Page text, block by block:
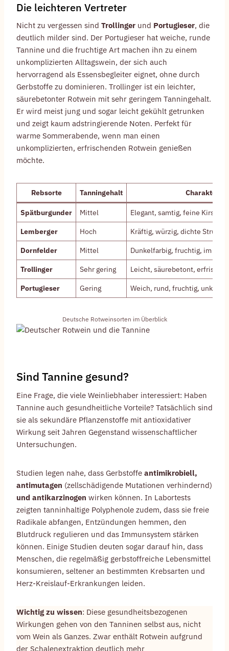
Die leichteren Vertreter
Nicht zu vergessen sind Trollinger und Portugieser, die
deutlich milder sind. Der Portugieser hat weiche, runde
Tannine und die fruchtige Art machen ihn zu einem
unkomplizierten Alltagswein, der sich auch
hervorragend als Essensbegleiter eignet, ohne durch
Gerbstoffe zu dominieren. Trollinger ist ein leichter,
säurebetonter Rotwein mit sehr geringem Tanningehalt.
Er wird meist jung und sogar leicht gekühlt getrunken
und zeigt kaum adstringierende Noten. Perfekt für
warme Sommerabende, wenn man einen
unkomplizierten, erfrischenden Rotwein genießen
möchte.
Rebsorte Tanningehalt
Spätburgunder Mittel Elegant, samtig, feine Kirsch-
Lemberger Hoch Kräftig, würzig, dichte Struktur
Dornfelder Mittel Dunkelfarbig, fruchtig, im
Trollinger Sehr gering Leicht, säurebetont,
Portugieser Gering Weich, rund, fruchtig,
Deutsche Rotweinsorten im Überblick
Sind Tannine gesund?
Eine Frage, die viele Weinliebhaber interessiert: Haben
Tannine auch gesundheitliche Vorteile? Tatsächlich sind
sie als sekundäre Pflanzenstoffe mit antioxidativer
Wirkung seit Jahren Gegenstand wissenschaftlicher
Untersuchungen.
Studien legen nahe, dass Gerbstoffe antimikrobiell,
antimutagen (zellschädigende Mutationen verhindernd)
und antikarzinogen wirken können. In Labortests
zeigten tanninhaltige Polyphenole zudem, dass sie freie
Radikale abfangen, Entzündungen hemmen, den
Blutdruck regulieren und das Immunsystem stärken
können. Einige Studien deuten sogar darauf hin, dass
Menschen, die regelmäßig gerbstoffreiche Lebensmittel
konsumieren, seltener an bestimmten Krebsarten und
Herz-Kreislauf-Erkrankungen leiden.
Wichtig zu wissen: Diese gesundheitsbezogenen
Wirkungen gehen von den Tanninen selbst aus, nicht
vom Wein als Ganzes. Zwar enthält Rotwein aufgrund
der Schalenextraktion deutlich mehr